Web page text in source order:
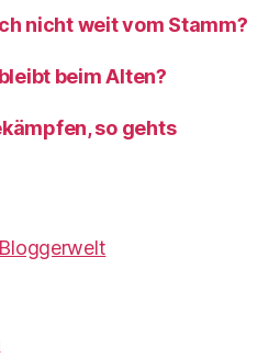
nicht weit vom Stamm?
beim Alten?
so gehts